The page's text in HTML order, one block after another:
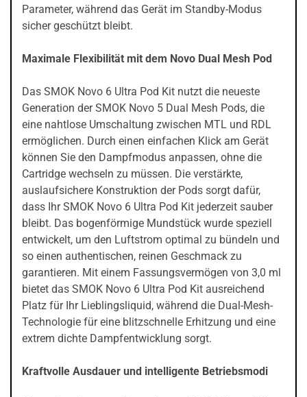
Parameter, während das Gerät im Standby-Modus
sicher geschützt bleibt.
Maximale Flexibilität mit dem Novo Dual Mesh Pod
Das SMOK Novo 6 Ultra Pod Kit nutzt die neueste
Generation der SMOK Novo 5 Dual Mesh Pods, die
eine nahtlose Umschaltung zwischen MTL und RDL
ermöglichen. Durch einen einfachen Klick am Gerät
können Sie den Dampfmodus anpassen, ohne die
Cartridge wechseln zu müssen. Die verstärkte,
auslaufsichere Konstruktion der Pods sorgt dafür,
dass Ihr SMOK Novo 6 Ultra Pod Kit jederzeit sauber
bleibt. Das bogenförmige Mundstück wurde speziell
entwickelt, um den Luftstrom optimal zu bündeln und
so einen authentischen, reinen Geschmack zu
garantieren. Mit einem Fassungsvermögen von 3,0 ml
bietet das SMOK Novo 6 Ultra Pod Kit ausreichend
Platz für Ihr Lieblingsliquid, während die Dual-Mesh-
Technologie für eine blitzschnelle Erhitzung und eine
extrem dichte Dampfentwicklung sorgt.
Kraftvolle Ausdauer und intelligente Betriebsmodi